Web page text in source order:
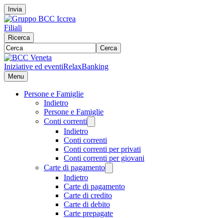
Invia
Filiali
Ricerca
Cerca
Iniziative ed eventiRelaxBanking
Menu
Persone e Famiglie
Indietro
Persone e Famiglie
Conti correnti
Indietro
Conti correnti
Conti correnti per privati
Conti correnti per giovani
Carte di pagamento
Indietro
Carte di pagamento
Carte di credito
Carte di debito
Carte prepagate